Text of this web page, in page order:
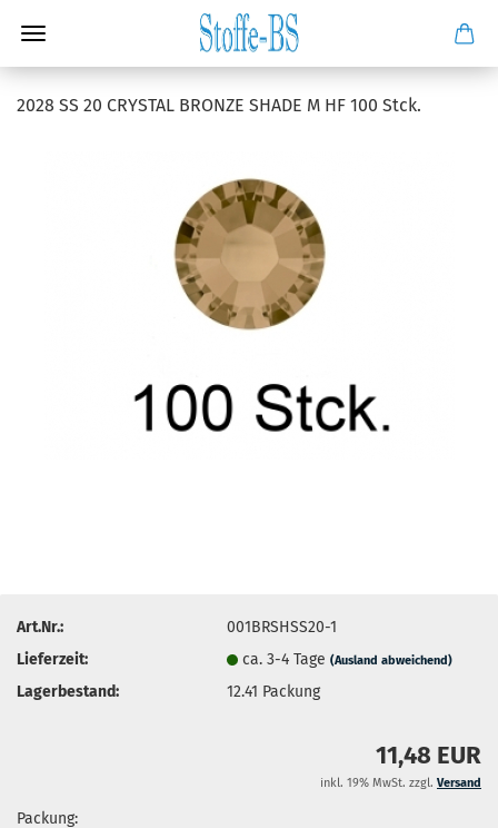
2028 SS 20 CRYSTAL BRONZE SHADE M HF 100 Stck.
Art.Nr.:
001BRSHSS20-1
Lieferzeit:
ca. 3-4 Tage(Ausland abweichend)
Lagerbestand: 12.41 Packung
11,48 EUR
inkl. 19% MwSt. zzgl. Versand
Packung: